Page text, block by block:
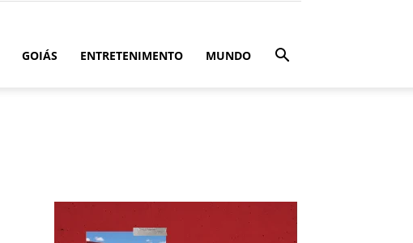
GOIÁS ENTRETENIMENTO MUNDO